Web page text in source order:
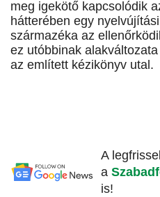
meg igekötő kapcsolódik
hátterében egy
származéka az
ez utóbbinak
az említett kézikönyv utal.
A
a
is!